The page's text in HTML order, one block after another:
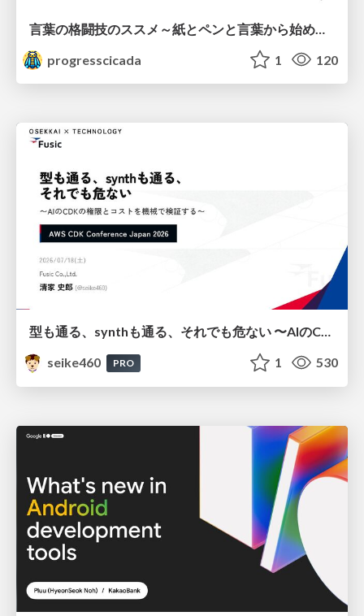
progresscicada
1 120
型も通る、synthも通る、それでも危ない 〜AIのCDKの権限とコストを機械で検証する〜 / It Passes Type Checks, It Passes Synth Checks, but It’s Still Risky — Automatically Verifying Permissions and Costs in AI’s CDK —
seike460
PRO 1 530